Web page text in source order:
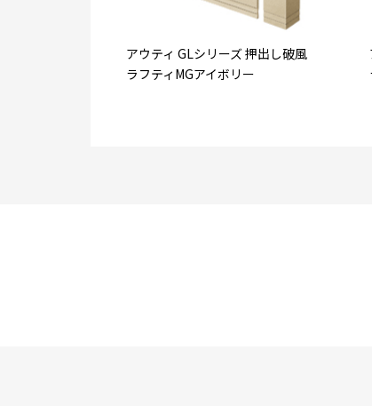
アウティ GLシリーズ 押出し破風
ラフティMGアイボリー